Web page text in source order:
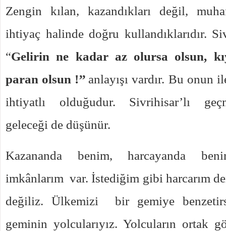
Zengin kılan, kazandıkları değil,
ihtiyaç halinde doğru kullandıklarıdır.
“Gelirin ne kadar az olursa olsun,
paran olsun !’’ anlayışı vardır. Bu onun
ihtiyatlı olduğudur.
Sivrihisar’lı
geleceği de düşünür.
Kazananda benim, harcayanda
imkânlarım var. İstediğim gibi harcarım
değiliz. Ülkemizi bir gemiye
geminin yolcularıyız. Yolcuların ortak